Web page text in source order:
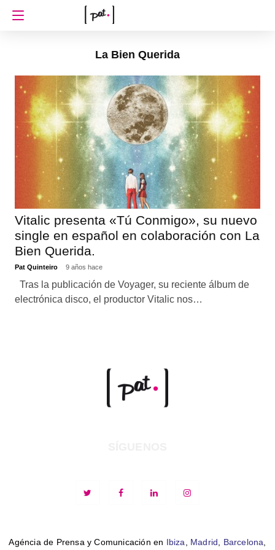
La Bien Querida
Vitalic presenta «Tú Conmigo», su nuevo
single en español en colaboración con La
Bien Querida.
Pat Quinteiro 9 años hace
Tras la publicación de Voyager, su reciente álbum de
electrónica disco, el productor Vitalic nos…
Agéncia de Prensa y Comunicación en Ibiza, Madrid, Barcelona,